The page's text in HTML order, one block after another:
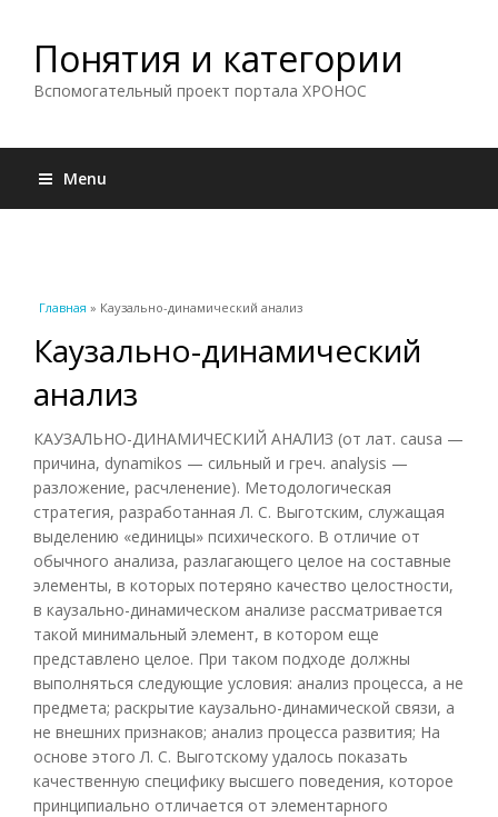
Понятия и категории
Вспомогательный проект портала ХРОНОС
Menu
Вы здесь
Главная » Каузально-динамический анализ
Каузально-динамический
анализ
КАУЗАЛЬНО-ДИНАМИЧЕСКИЙ АНАЛИЗ (от лат. causa —
причина, dynamikos — сильный и греч. analysis —
разложение, расчленение). Методологическая
стратегия, разработанная Л. С. Выготским, служащая
выделению «единицы» психического. В отличие от
обычного анализа, разлагающего целое на составные
элементы, в которых потеряно качество целостности,
в каузально-динамическом анализе рассматривается
такой минимальный элемент, в котором еще
представлено целое. При таком подходе должны
выполняться следующие условия: анализ процесса, а не
предмета; раскрытие каузально-динамической связи, а
не внешних признаков; анализ процесса развития; На
основе этого Л. С. Выготскому удалось показать
качественную специфику высшего поведения, которое
принципиально отличается от элементарного